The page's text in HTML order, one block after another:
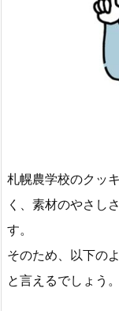
札幌農学校のクッ
く、素材のやさし
す。
そのため、以下の
と言えるでしょう。